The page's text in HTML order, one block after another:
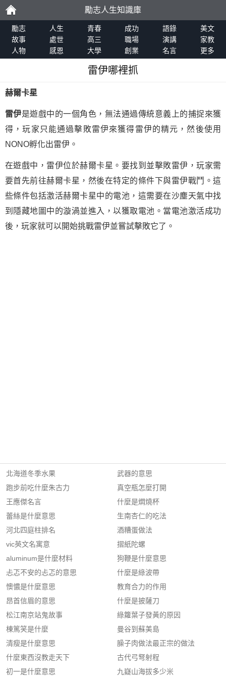
勵
志
勵志人生知識庫
勵志 人生 青春 成功 語錄
美文
故事
處世 高三 職場 演講
家教
人物
感恩 大學 創業 名言 更多
雷伊哪裡抓
赫爾卡星
雷伊是遊戲中的一個角色，無法通過傳統意義上的捕捉來獲
得，玩家只能通過擊敗雷伊來獲得雷伊的精元，然後使用
NONO孵化出雷伊。
在遊戲中，雷伊位於赫爾卡星。要找到並擊敗雷伊，玩家需
要首先前往赫爾卡星，然後在特定的條件下與雷伊戰鬥。這
些條件包括激活赫爾卡星中的電池，這需要在沙塵天氣中找
到隱藏地圖中的漩渦並進入，以獲取電池。當電池激活成功
後，玩家就可以開始挑戰雷伊並嘗試擊敗它了。
北海道冬季水果
跑步前吃什麼朱古力
王應傑名言
蕾絲是什麼意思
河北四庭柱排名
vic英文名寓意
aluminum是什麼材料
忐忑不安的忐忑的意思
懊憹是什麼意思
昂首信眉的意思
松江南京站鬼故事
棟篤笑是什麼
清瘦是什麼意思
什麼東西沒教走天下
初一是什麼意思
武器的意思
真空瓶怎麼打開
什麼是燜燒杯
生南杏仁的吃法
酒糟蛋做法
摺紙陀螺
狗鞭是什麼意思
什麼是綠波帶
教育合力的作用
什麼是披薩刀
綠籮葉子發黃的原因
曼谷到蘇美島
臊子肉做法最正宗的做法
古代弓弩射程
九嶷山海拔多少米